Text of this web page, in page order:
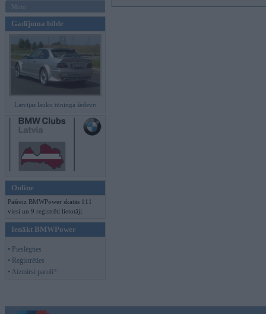
Moto
Gadījuma bilde
Latvijas lauku tūninga šedevri
Online
Pašreiz BMWPower skatās 111
viesi un 9 reģistrēti lietotāji.
Ienākt BMWPower
• Pieslēgties
• Reģistrēties
• Aizmirsi paroli?